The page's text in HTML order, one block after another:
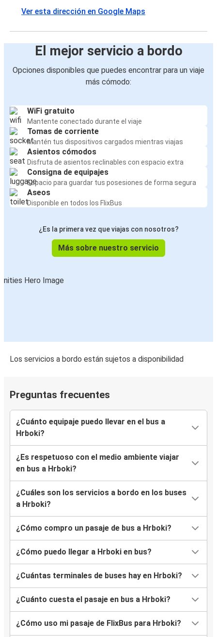
Ver esta dirección en Google Maps
El mejor servicio a bordo
Opciones disponibles que puedes encontrar para un viaje
más cómodo:
WiFi gratuito
Mantente conectado durante el viaje
Tomas de corriente
Mantén tus dispositivos cargados mientras viajas
Asientos cómodos
Disfruta de asientos reclinables con espacio extra
Consigna de equipajes
Espacio para guardar tus posesiones de forma segura
Aseos
Disponible en todos los FlixBus
¿Es la primera vez que viajas con nosotros?
Más sobre nuestro servicio
Los servicios a bordo están sujetos a disponibilidad
Preguntas frecuentes
¿Cuánto equipaje puedo llevar en el bus a
Hrboki?
¿Es respetuoso con el medio ambiente viajar
en bus a Hrboki?
¿Cuáles son los servicios a bordo en los buses
a Hrboki?
¿Cómo compro un pasaje de bus a Hrboki?
¿Cómo puedo llegar a Hrboki en bus?
¿Cuántas terminales de buses hay en Hrboki?
¿Cuánto cuesta el pasaje en bus a Hrboki?
¿Cómo uso mi pasaje de FlixBus para Hrboki?